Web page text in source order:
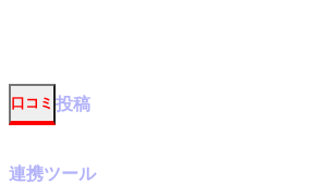
口コミ 投稿
連携ツール